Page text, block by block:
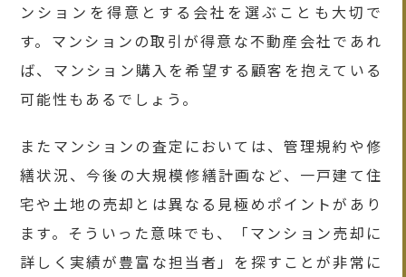
ンションを得意とする会社を選ぶことも大切で
す。マンションの取引が得意な不動産会社であれ
ば、マンション購入を希望する顧客を抱えている
可能性もあるでしょう。
またマンションの査定においては、管理規約や修
繕状況、今後の大規模修繕計画など、一戸建て住
宅や土地の売却とは異なる見極めポイントがあり
ます。そういった意味でも、「マンション売却に
詳しく実績が豊富な担当者」を探すことが非常に